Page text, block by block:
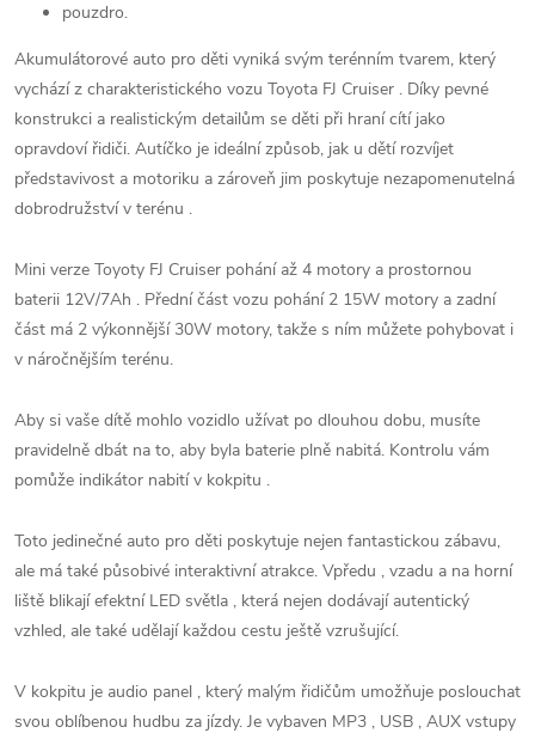
pouzdro.
Akumulátorové auto pro děti vyniká svým terénním tvarem, který
vychází z charakteristického vozu Toyota FJ Cruiser . Díky pevné
konstrukci a realistickým detailům se děti při hraní cítí jako
opravdoví řidiči. Autíčko je ideální způsob, jak u dětí rozvíjet
představivost a motoriku a zároveň jim poskytuje nezapomenutelná
dobrodružství v terénu .
Mini verze Toyoty FJ Cruiser pohání až 4 motory a prostornou
baterii 12V/7Ah . Přední část vozu pohání 2 15W motory a zadní
část má 2 výkonnější 30W motory, takže s ním můžete pohybovat i
v náročnějším terénu.
Aby si vaše dítě mohlo vozidlo užívat po dlouhou dobu, musíte
pravidelně dbát na to, aby byla baterie plně nabitá. Kontrolu vám
pomůže indikátor nabití v kokpitu .
Toto jedinečné auto pro děti poskytuje nejen fantastickou zábavu,
ale má také působivé interaktivní atrakce. Vpředu , vzadu a na horní
liště blikají efektní LED světla , která nejen dodávají autentický
vzhled, ale také udělají každou cestu ještě vzrušující.
V kokpitu je audio panel , který malým řidičům umožňuje poslouchat
svou oblíbenou hudbu za jízdy. Je vybaven MP3 , USB , AUX vstupy